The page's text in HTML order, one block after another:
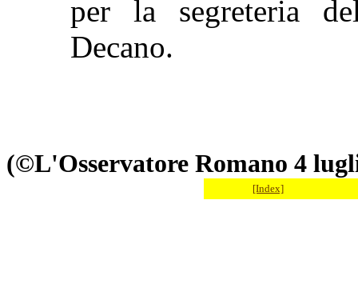
per la segreteria
Decano.
(©L'Osservatore Romano 4
[Index]